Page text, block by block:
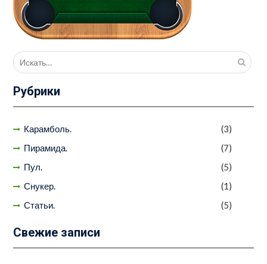
Поиск
для:
Рубрики
Карамболь.
(3)
Пирамида.
(7)
Пул.
(5)
Снукер.
(1)
Статьи.
(5)
Свежие записи